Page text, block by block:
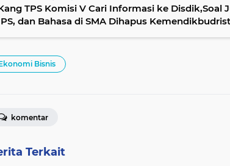
TPS Komisi V Cari Informasi ke Disdik,Soal
IPS, dan Bahasa di SMA Dihapus
Bisnis
komentar
Terkait